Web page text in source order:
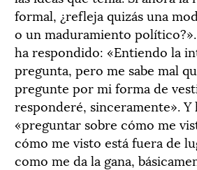
formal, ¿refleja quizás una
o un maduramiento
ha respondido: «Entiendo la
pregunta, pero me sabe mal
pregunte por mi forma de
responderé, sinceramente». Y
«preguntar sobre cómo me
cómo me visto está fuera de
como me da la gana,